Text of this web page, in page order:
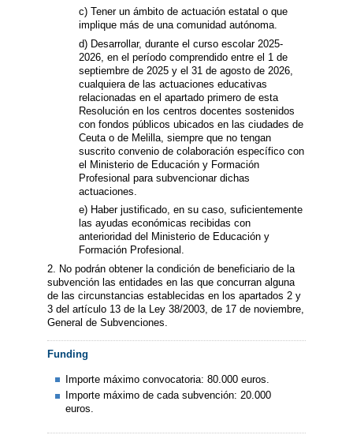
c) Tener un ámbito de actuación estatal o que
implique más de una comunidad autónoma.
d) Desarrollar, durante el curso escolar 2025-
2026, en el período comprendido entre el 1 de
septiembre de 2025 y el 31 de agosto de 2026,
cualquiera de las actuaciones educativas
relacionadas en el apartado primero de esta
Resolución en los centros docentes sostenidos
con fondos públicos ubicados en las ciudades de
Ceuta o de Melilla, siempre que no tengan
suscrito convenio de colaboración específico con
el Ministerio de Educación y Formación
Profesional para subvencionar dichas
actuaciones.
e) Haber justificado, en su caso, suficientemente
las ayudas económicas recibidas con
anterioridad del Ministerio de Educación y
Formación Profesional.
2. No podrán obtener la condición de beneficiario de la
subvención las entidades en las que concurran alguna
de las circunstancias establecidas en los apartados 2 y
3 del artículo 13 de la Ley 38/2003, de 17 de noviembre,
General de Subvenciones.
Funding
Importe máximo convocatoria: 80.000 euros.
Importe máximo de cada subvención: 20.000
euros.